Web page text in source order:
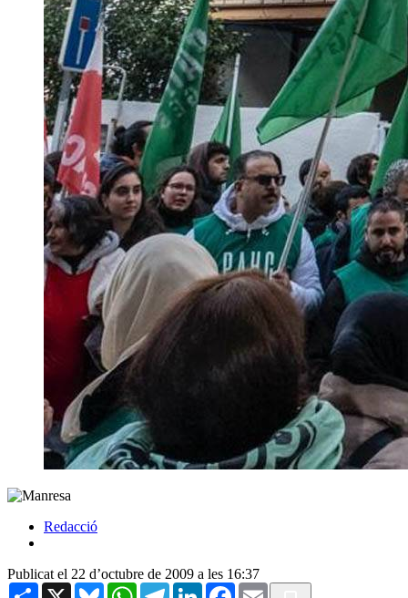
Redacció
Publicat el 22 d’octubre de 2009 a les 16:37
Share X BlueskyWhatsAppTelegramLinkedInFacebook
Email